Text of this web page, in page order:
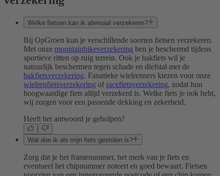
Welke fietsen kan ik allemaal verzekeren?
Bij OpGroen kun je verschillende soorten fietsen verzekeren.
Met onze mountainbikeverzekering ben je beschermd tijdens
sportieve ritten op ruig terrein. Ook je bakfiets wil je
natuurlijk beschermen tegen schade en diefstal met de
bakfietsverzekering. Fanatieke wielrenners kiezen voor onze
wielrenfietsverzekering of racefietsverzekering, zodat hun
hoogwaardige fiets altijd verzekerd is. Welke fiets je ook hebt,
wij zorgen voor een passende dekking en zekerheid.
Heeft het antwoord je geholpen?
Wat doe ik als mijn fiets gestolen is?
Zorg dat je het framenummer, het merk van je fiets en
eventueel het chipnummer noteert en goed bewaart. Fietsen